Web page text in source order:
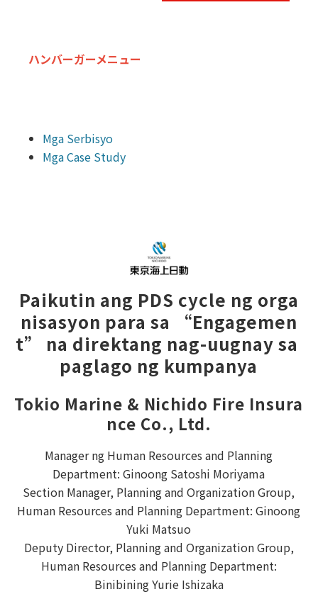
ハンバーガーメニュー
Mga Serbisyo
Mga Case Study
Paikutin ang PDS cycle ng orga
nisasyon para sa “Engagemen
t” na direktang nag-uugnay sa
paglago ng kumpanya
Tokio Marine & Nichido Fire Insura
nce Co., Ltd.
Manager ng Human Resources and Planning
Department: Ginoong Satoshi Moriyama
Section Manager, Planning and Organization Group,
Human Resources and Planning Department: Ginoong
Yuki Matsuo
Deputy Director, Planning and Organization Group,
Human Resources and Planning Department:
Binibining Yurie Ishizaka